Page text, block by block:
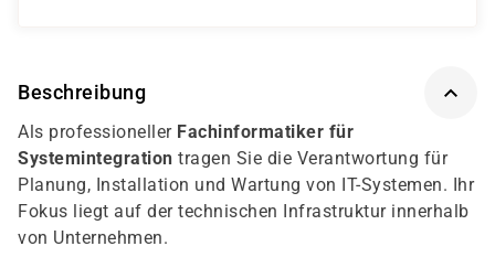
Beschreibung
Als professioneller Fachinformatiker für
Systemintegration tragen Sie die Verantwortung für
Planung, Installation und Wartung von IT-Systemen. Ihr
Fokus liegt auf der technischen Infrastruktur innerhalb
von Unternehmen.